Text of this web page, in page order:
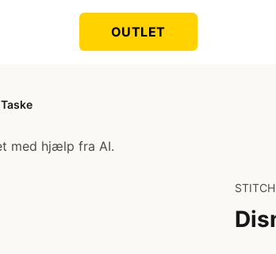
OUTLET
med hjælp fra AI.
STITCH